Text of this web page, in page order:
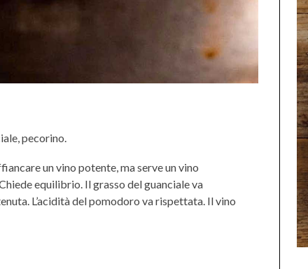
pecorino.
un vino potente, ma serve un vino
equilibrio. Il grasso del guanciale va
L’acidità del pomodoro va rispettata. Il vino